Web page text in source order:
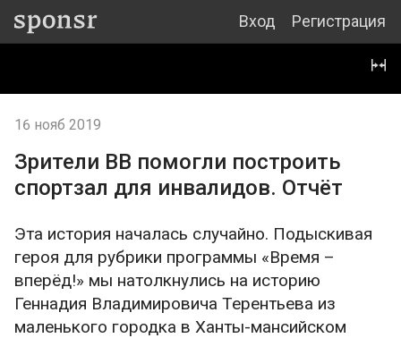
Вход Регистрация
16 нояб 2019
Зрители ВВ помогли построить
спортзал для инвалидов. Отчёт
Эта история началась случайно. Подыскивая
героя для рубрики программы «Время –
вперёд!» мы натолкнулись на историю
Геннадия Владимировича Терентьева из
маленького городка в Ханты-мансийском